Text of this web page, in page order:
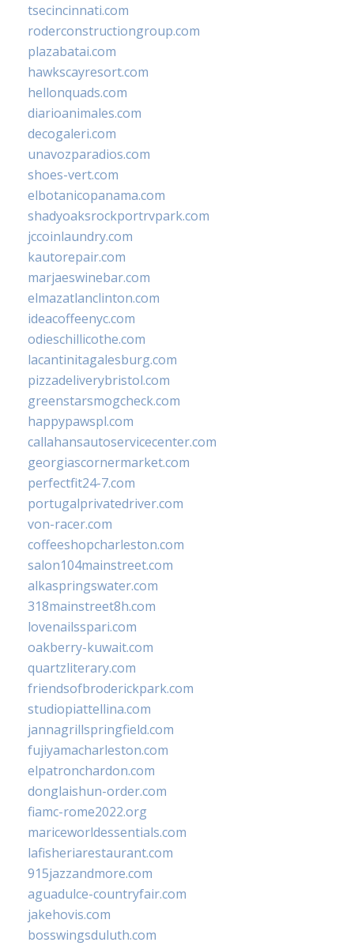
tsecincinnati.com
roderconstructiongroup.com
plazabatai.com
hawkscayresort.com
hellonquads.com
diarioanimales.com
decogaleri.com
unavozparadios.com
shoes-vert.com
elbotanicopanama.com
shadyoaksrockportrvpark.com
jccoinlaundry.com
kautorepair.com
marjaeswinebar.com
elmazatlanclinton.com
ideacoffeenyc.com
odieschillicothe.com
lacantinitagalesburg.com
pizzadeliverybristol.com
greenstarsmogcheck.com
happypawspl.com
callahansautoservicecenter.com
georgiascornermarket.com
perfectfit24-7.com
portugalprivatedriver.com
von-racer.com
coffeeshopcharleston.com
salon104mainstreet.com
alkaspringswater.com
318mainstreet8h.com
lovenailsspari.com
oakberry-kuwait.com
quartzliterary.com
friendsofbroderickpark.com
studiopiattellina.com
jannagrillspringfield.com
fujiyamacharleston.com
elpatronchardon.com
donglaishun-order.com
fiamc-rome2022.org
mariceworldessentials.com
lafisheriarestaurant.com
915jazzandmore.com
aguadulce-countryfair.com
jakehovis.com
bosswingsduluth.com